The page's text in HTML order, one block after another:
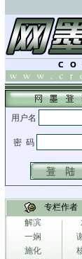
专栏作者
解滨
一娴
施化